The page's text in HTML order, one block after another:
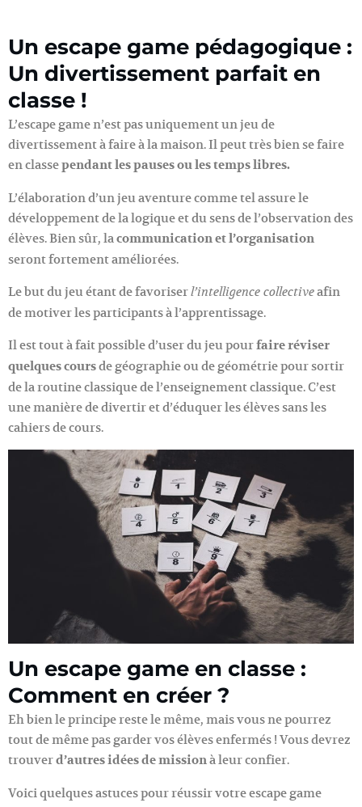
Un escape game pédagogique :
Un divertissement parfait en
classe !
L’escape game n’est pas uniquement un jeu de
divertissement à faire à la maison. Il peut très bien se faire
en classependant les pauses ou les temps libres.
L’élaboration d’un jeu aventure comme tel assure le
développement de la logique et du sens de l’observation des
élèves. Bien sûr, la communication et l’organisation
seront fortement améliorées.
Le but du jeu étant de favoriserl’intelligence collectiveafin
de motiver les participants à l’apprentissage.
Il est tout à fait possible d’user du jeu pourfaire réviser
quelques coursde géographie ou de géométrie pour sortir
de la routine classique de l’enseignement classique. C’est
une manière de divertir et d’éduquer les élèves sans les
cahiers de cours.
Un escape game en classe :
Comment en créer ?
Eh bien le principe reste le même, mais vous ne pourrez
tout de même pas garder vos élèves enfermés ! Vous devrez
trouverd’autres idées de missionà leur confier.
Voici quelques astuces pour réussir votre escape game